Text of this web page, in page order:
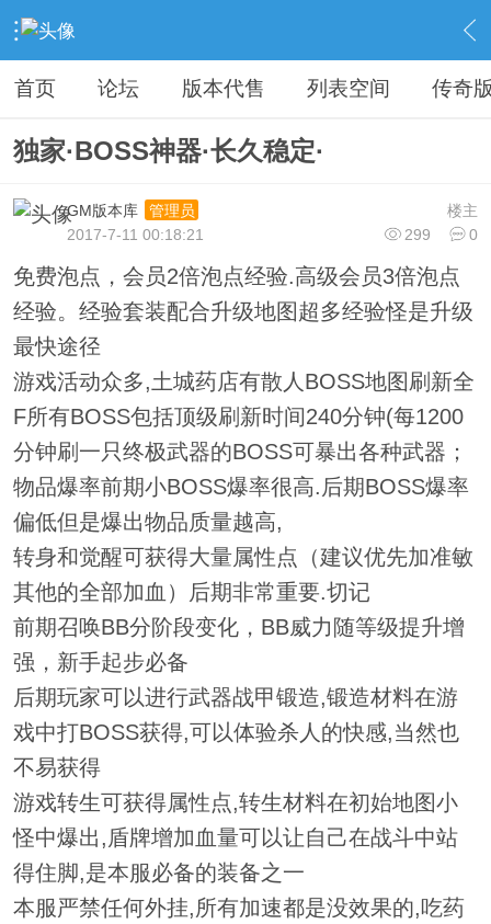
› 教程广告专区 › 广告专区 › 内容
首页 论坛 版本代售 列表空间 传奇
独家·BOSS神器·长久稳定·
楼主
GM版本库
管理员
299
0
2017-7-11 00:18:21
免费泡点，会员2倍泡点经验.高级会员3倍泡点
经验。经验套装配合升级地图超多经验怪是升级
最快途径
游戏活动众多,土城药店有散人BOSS地图刷新全
F所有BOSS包括顶级刷新时间240分钟(每1200
分钟刷一只终极武器的BOSS可暴出各种武器；
物品爆率前期小BOSS爆率很高.后期BOSS爆率
偏低但是爆出物品质量越高,
转身和觉醒可获得大量属性点（建议优先加准敏
其他的全部加血）后期非常重要.切记
前期召唤BB分阶段变化，BB威力随等级提升增
强，新手起步必备
后期玩家可以进行武器战甲锻造,锻造材料在游
戏中打BOSS获得,可以体验杀人的快感,当然也
不易获得
游戏转生可获得属性点,转生材料在初始地图小
怪中爆出,盾牌增加血量可以让自己在战斗中站
得住脚,是本服必备的装备之一
本服严禁任何外挂,所有加速都是没效果的,吃药